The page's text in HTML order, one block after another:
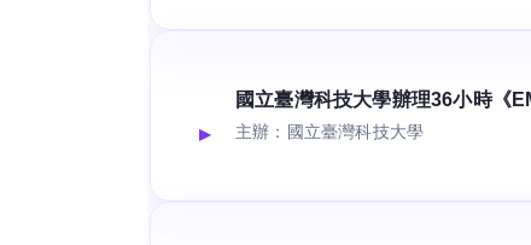
國立臺灣科技大學辦理36小時《
主辦：國立臺灣科技大學